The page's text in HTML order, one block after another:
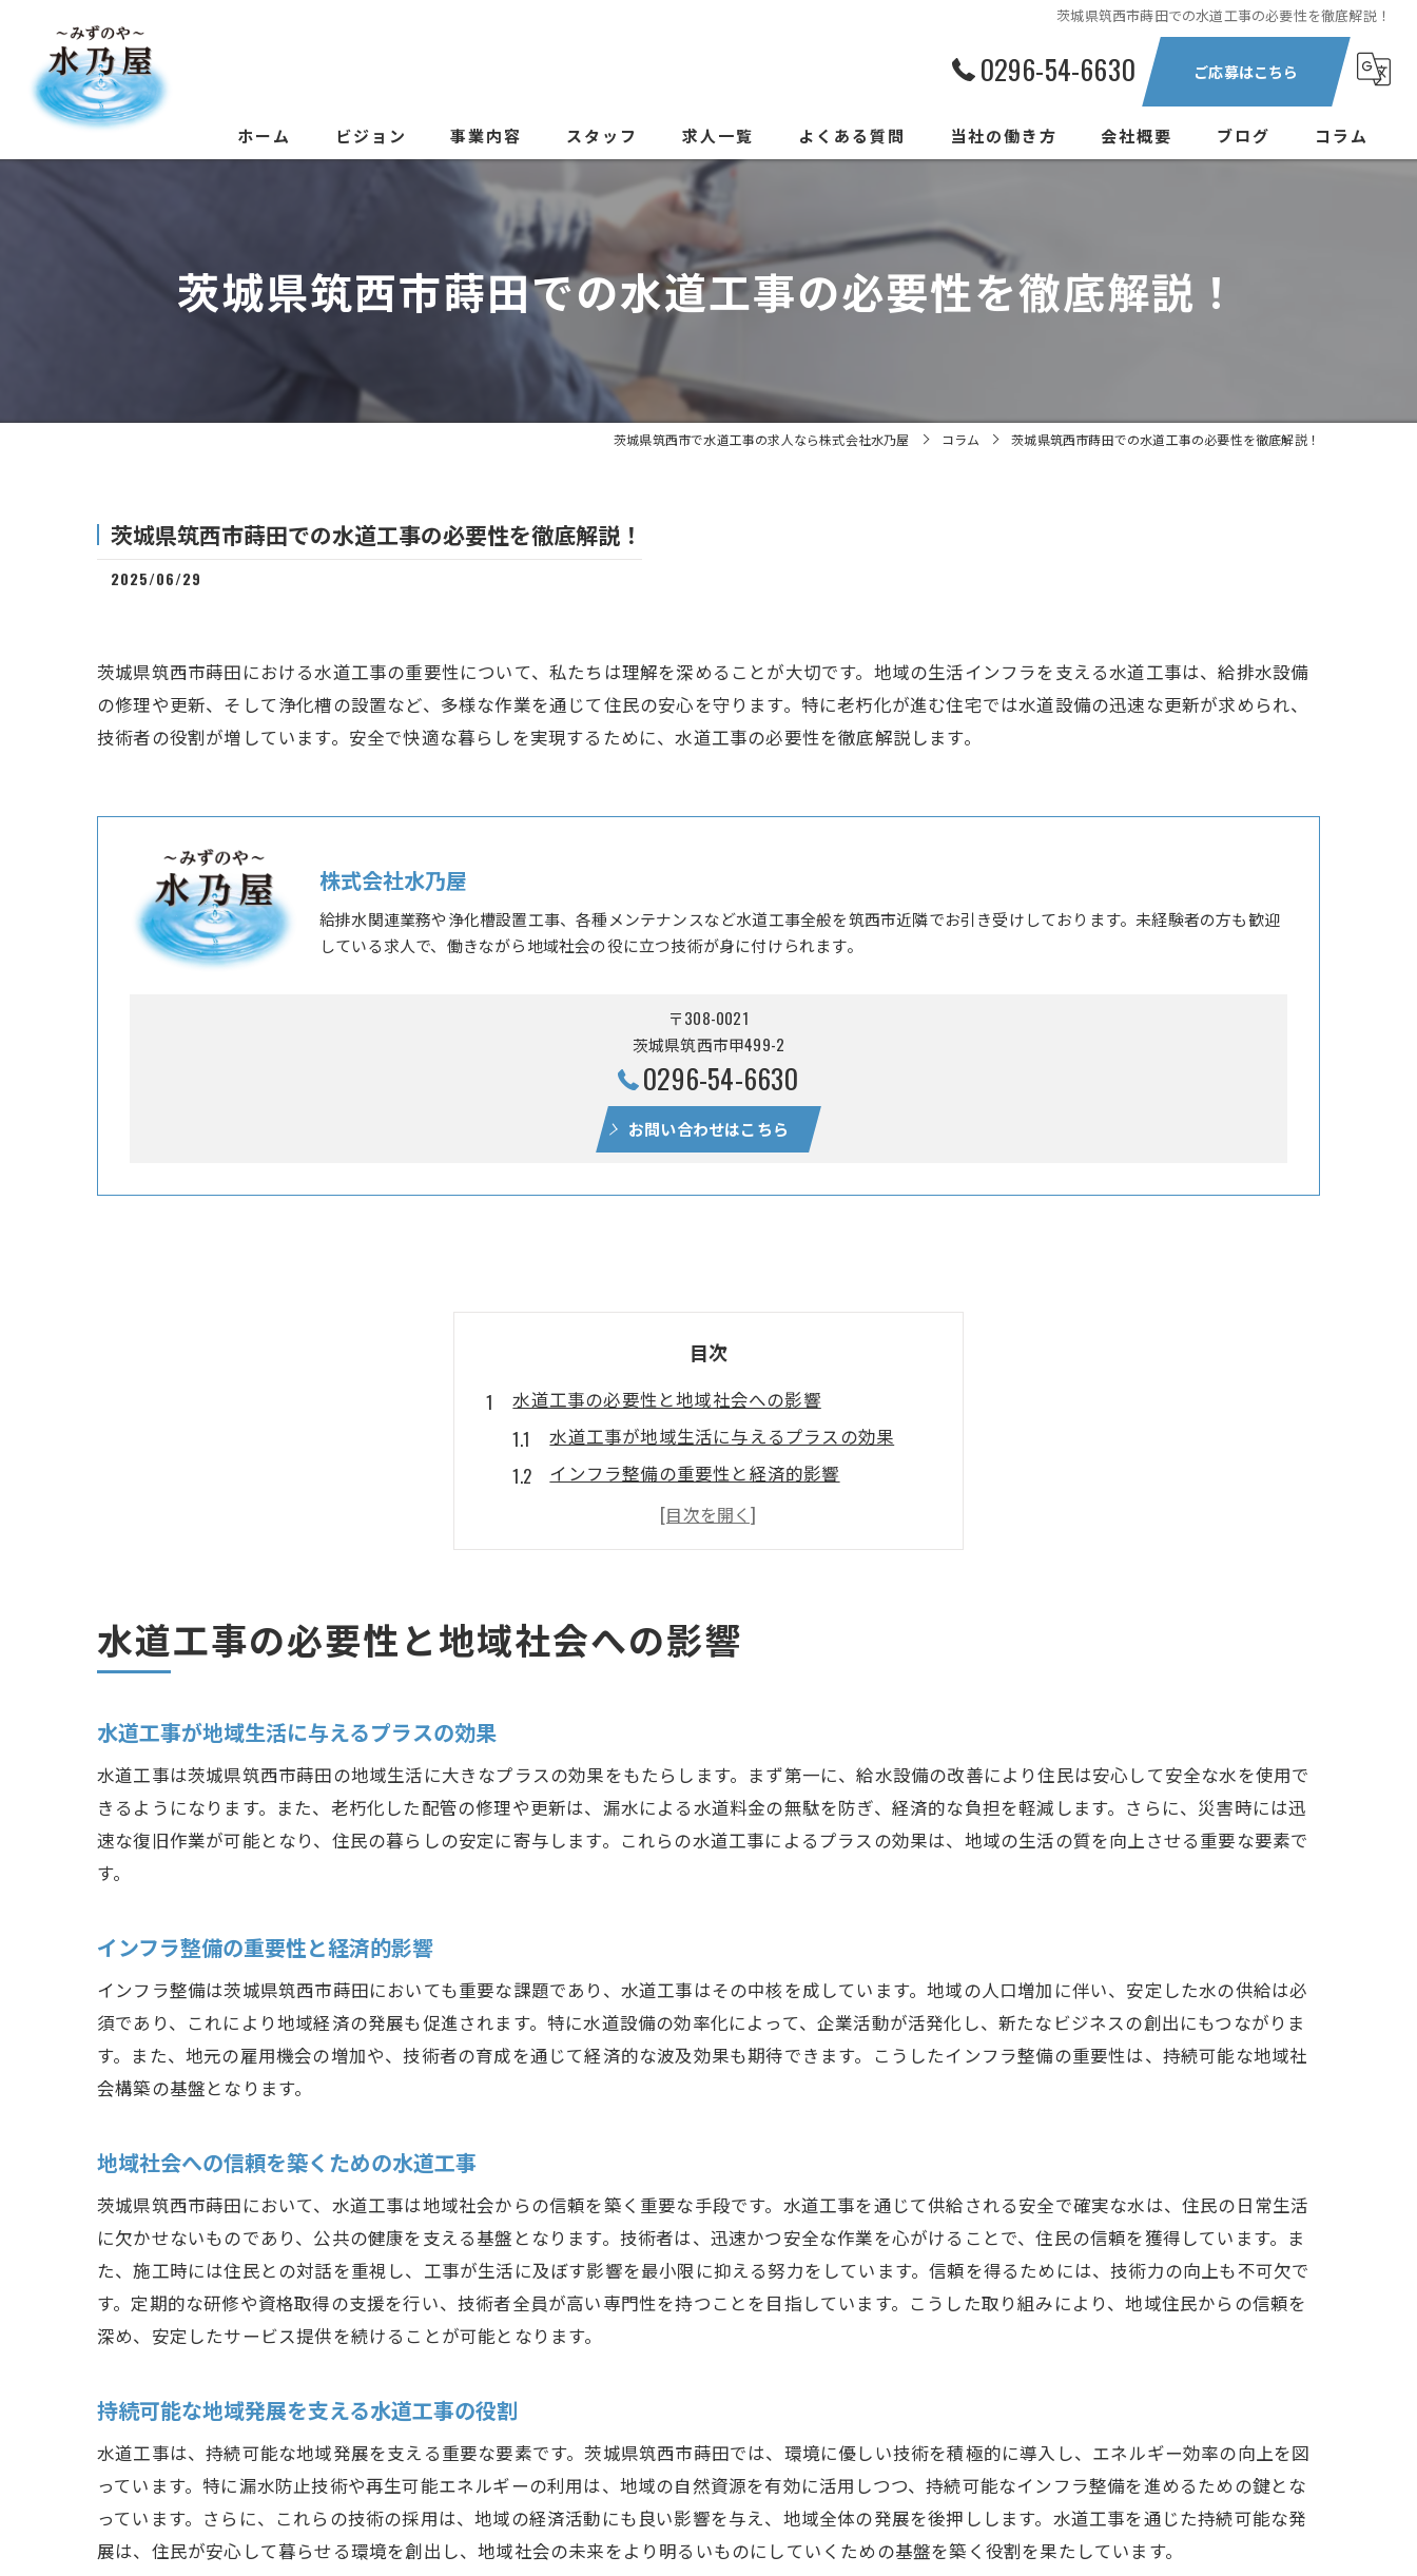
茨城県筑西市蒔田での水道工事の必要性を徹底解説！
0296-54-6630 ご応募はこちら
ホーム ビジョン 事業内容 スタッフ 求人一覧 よくある質問 当社の働き方
中途
新卒
会社概要 ブログ コラム
茨城県筑西市蒔田での水道工事の必要性を徹底解説！
茨城県筑西市で水道工事の求人なら株式会社水乃屋 コラム 茨城県筑西市蒔田での水道工事の必要性を徹底解説！
茨城県筑西市蒔田での水道工事の必要性を徹底解説！
2025/06/29
茨城県筑西市蒔田における水道工事の重要性について、私たちは理解を深めることが大切です。地域の生活インフラを支える水道工事は、給排水設備
の修理や更新、そして浄化槽の設置など、多様な作業を通じて住民の安心を守ります。特に老朽化が進む住宅では水道設備の迅速な更新が求められ、
技術者の役割が増しています。安全で快適な暮らしを実現するために、水道工事の必要性を徹底解説します。
株式会社水乃屋
給排水関連業務や浄化槽設置工事、各種メンテナンスなど水道工事全般を筑西市近隣でお引き受けしております。未経験者の方も歓迎
している求人で、働きながら地域社会の役に立つ技術が身に付けられます。
〒308-0021
茨城県筑西市甲499-2
0296-54-6630
お問い合わせはこちら
目次
水道工事の必要性と地域社会への影響
水道工事が地域生活に与えるプラスの効果
インフラ整備の重要性と経済的影響
地域社会への信頼を築くための水道工事
持続可能な地域発展を支える水道工事の役割
水道工事が地域の将来を見据えるための鍵
給排水設備の老朽化が及ぼす生活への影響
設備交換の遅れが生活に及ぼすリスク
老朽化対応で地域の安心を守るための方法
近隣住民との協力を促進する水道工事
筑西市蒔田の水道工事の現状と課題
地域密着型のサービスがもたらす安心感
公共事業としての水道工事の意義
浄化槽設置がもたらす環境保全効果
地域環境を守るための技術的アプローチ
浄化槽の役割とその重要性
持続可能な環境づくりを支援する施策
技術者育成が地域の未来を支える鍵
最新技術を活用した水道工事の進化
地域社会と技術者の協力関係の構築
水道工事の必要性と地域社会への影響
水道工事が地域生活に与えるプラスの効果
水道工事は茨城県筑西市蒔田の地域生活に大きなプラスの効果をもたらします。まず第一に、給水設備の改善により住民は安心して安全な水を使用で
きるようになります。また、老朽化した配管の修理や更新は、漏水による水道料金の無駄を防ぎ、経済的な負担を軽減します。さらに、災害時には迅
速な復旧作業が可能となり、住民の暮らしの安定に寄与します。これらの水道工事によるプラスの効果は、地域の生活の質を向上させる重要な要素で
す。
インフラ整備の重要性と経済的影響
インフラ整備は茨城県筑西市蒔田においても重要な課題であり、水道工事はその中核を成しています。地域の人口増加に伴い、安定した水の供給は必
須であり、これにより地域経済の発展も促進されます。特に水道設備の効率化によって、企業活動が活発化し、新たなビジネスの創出にもつながりま
す。また、地元の雇用機会の増加や、技術者の育成を通じて経済的な波及効果も期待できます。こうしたインフラ整備の重要性は、持続可能な地域社
会構築の基盤となります。
地域社会への信頼を築くための水道工事
茨城県筑西市蒔田において、水道工事は地域社会からの信頼を築く重要な手段です。水道工事を通じて供給される安全で確実な水は、住民の日常生活
に欠かせないものであり、公共の健康を支える基盤となります。技術者は、迅速かつ安全な作業を心がけることで、住民の信頼を獲得しています。ま
た、施工時には住民との対話を重視し、工事が生活に及ぼす影響を最小限に抑える努力をしています。信頼を得るためには、技術力の向上も不可欠で
す。定期的な研修や資格取得の支援を行い、技術者全員が高い専門性を持つことを目指しています。こうした取り組みにより、地域住民からの信頼を
深め、安定したサービス提供を続けることが可能となります。
持続可能な地域発展を支える水道工事の役割
水道工事は、持続可能な地域発展を支える重要な要素です。茨城県筑西市蒔田では、環境に優しい技術を積極的に導入し、エネルギー効率の向上を図
っています。特に漏水防止技術や再生可能エネルギーの利用は、地域の自然資源を有効に活用しつつ、持続可能なインフラ整備を進めるための鍵とな
っています。さらに、これらの技術の採用は、地域の経済活動にも良い影響を与え、地域全体の発展を後押しします。水道工事を通じた持続可能な発
展は、住民が安心して暮らせる環境を創出し、地域社会の未来をより明るいものにしていくための基盤を築く役割を果たしています。